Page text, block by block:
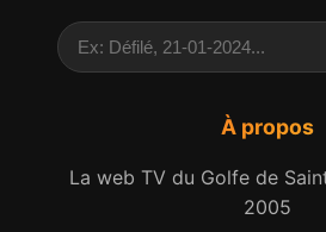
À propos
La web TV du Golfe de
2005